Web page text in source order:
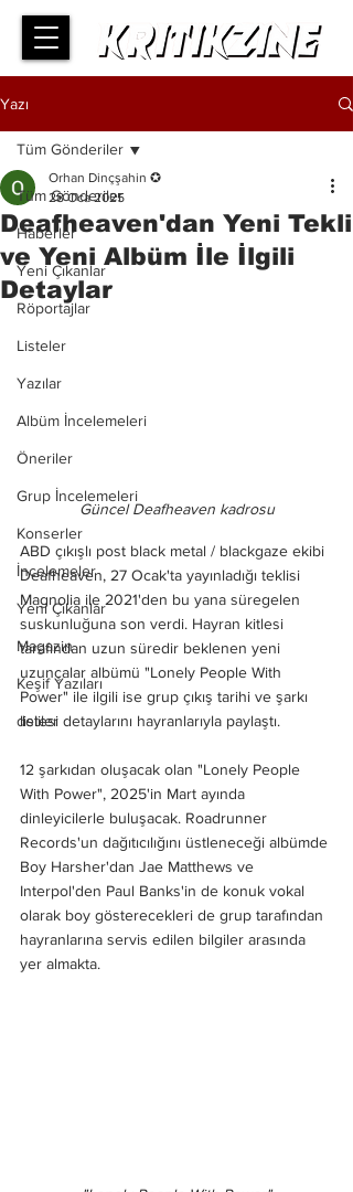
Yazı
Tüm Gönderiler
Haberler
Yeni Çıkanlar
Röportajlar
Listeler
Yazılar
Albüm İncelemeleri
Öneriler
Grup İncelemeleri
Konserler
İncelemeler
Yeni Çıkanlar
Magazin
Keşif Yazıları
deliler
Tüm Gönderiler
Deafheaven'dan Yeni Tekli
ve Yeni Albüm İle İlgili
Detaylar
Orhan Dinçşahin ✪
28 Oca 2025
Güncel Deafheaven kadrosu
ABD çıkışlı post black metal / blackgaze ekibi
Deafheaven, 27 Ocak'ta yayınladığı teklisi
Magnolia ile 2021'den bu yana süregelen
suskunluğuna son verdi. Hayran kitlesi
tarafından uzun süredir beklenen yeni
uzunçalar albümü "Lonely People With
Power" ile ilgili ise grup çıkış tarihi ve şarkı
listesi detaylarını hayranlarıyla paylaştı.
12 şarkıdan oluşacak olan "Lonely People
With Power", 2025'in Mart ayında
dinleyicilerle buluşacak. Roadrunner
Records'un dağıtıcılığını üstleneceği albümde
Boy Harsher'dan Jae Matthews ve
Interpol'den Paul Banks'in de konuk vokal
olarak boy gösterecekleri de grup tarafından
hayranlarına servis edilen bilgiler arasında
yer almakta.